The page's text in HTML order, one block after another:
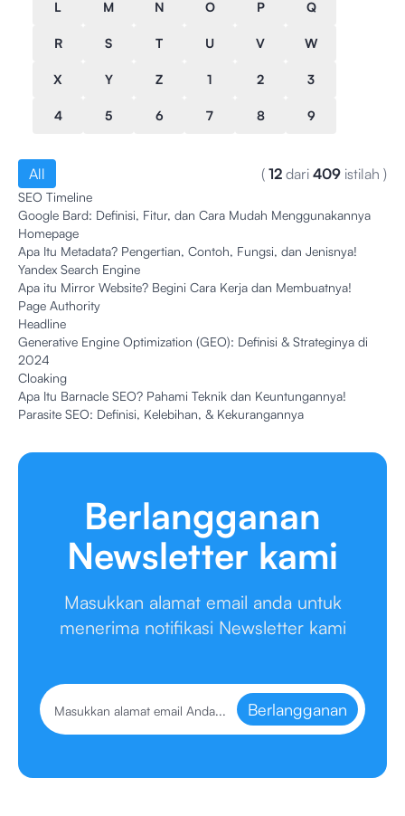
L M N O P Q
R S T U V W
X Y Z 1 2 3
4 5 6 7 8 9
All ( 12 dari 409 istilah )
SEO Timeline
Google Bard: Definisi, Fitur, dan Cara Mudah Menggunakannya
Homepage
Apa Itu Metadata? Pengertian, Contoh, Fungsi, dan Jenisnya!
Yandex Search Engine
Apa itu Mirror Website? Begini Cara Kerja dan Membuatnya!
Page Authority
Headline
Generative Engine Optimization (GEO): Definisi & Strateginya di
2024
Cloaking
Apa Itu Barnacle SEO? Pahami Teknik dan Keuntungannya!
Parasite SEO: Definisi, Kelebihan, & Kekurangannya
Berlangganan
Newsletter kami
Masukkan alamat email anda untuk
menerima notifikasi Newsletter kami
Berlangganan